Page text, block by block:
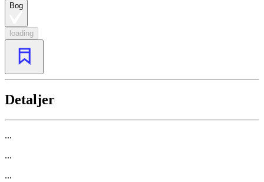
Bog
loading
Detaljer
...
...
...